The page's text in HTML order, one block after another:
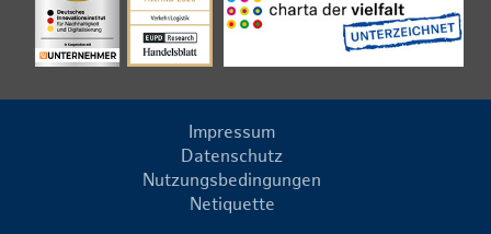
Impressum
Datenschutz
Nutzungsbedingungen
Netiquette